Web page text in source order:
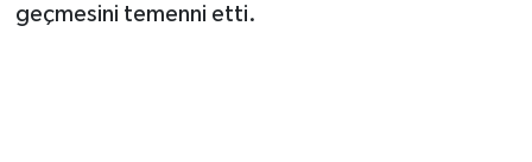
geçmesini temenni etti.
Vasıta